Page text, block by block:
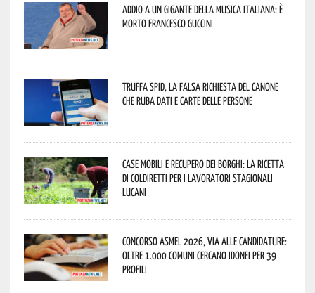
Addio a un gigante della musica italiana: è
morto Francesco Guccini
Truffa Spid, la falsa richiesta del canone
che ruba dati e carte delle persone
Case mobili e recupero dei borghi: la ricetta
di Coldiretti per i lavoratori stagionali
lucani
Concorso Asmel 2026, via alle candidature:
oltre 1.000 Comuni cercano idonei per 39
profili